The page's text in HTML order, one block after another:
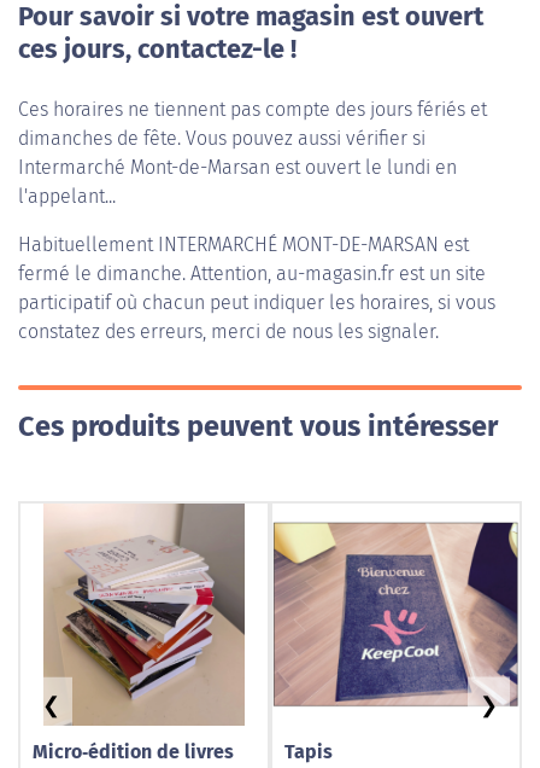
Pour savoir si votre magasin est ouvert
ces jours, contactez-le !
Ces horaires ne tiennent pas compte des jours fériés et
dimanches de fête. Vous pouvez aussi vérifier si
Intermarché Mont-de-Marsan est ouvert le lundi en
l'appelant...
Habituellement INTERMARCHÉ MONT-DE-MARSAN est
fermé le dimanche. Attention, au-magasin.fr est un site
participatif où chacun peut indiquer les horaires, si vous
constatez des erreurs, merci de nous les signaler.
Ces produits peuvent vous intéresser
Micro‑édition de livres
Tapis
❮ ❯